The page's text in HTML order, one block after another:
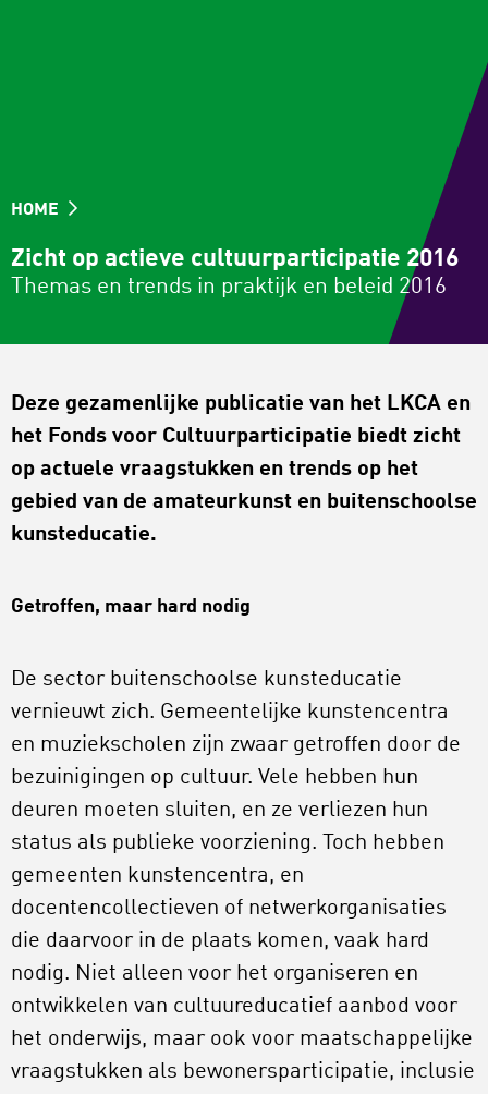
HOME
Zicht op actieve cultuurparticipatie 2016
Themas en trends in praktijk en beleid 2016
Deze gezamenlijke publicatie van het LKCA en
het Fonds voor Cultuurparticipatie biedt zicht
op actuele vraagstukken en trends op het
gebied van de amateurkunst en buitenschoolse
kunsteducatie.
Getroffen, maar hard nodig
De sector buitenschoolse kunsteducatie
vernieuwt zich. Gemeentelijke kunstencentra
en muziekscholen zijn zwaar getroffen door de
bezuinigingen op cultuur. Vele hebben hun
deuren moeten sluiten, en ze verliezen hun
status als publieke voorziening. Toch hebben
gemeenten kunstencentra, en
docentencollectieven of netwerkorganisaties
die daarvoor in de plaats komen, vaak hard
nodig. Niet alleen voor het organiseren en
ontwikkelen van cultuureducatief aanbod voor
het onderwijs, maar ook voor maatschappelijke
vraagstukken als bewonersparticipatie, inclusie